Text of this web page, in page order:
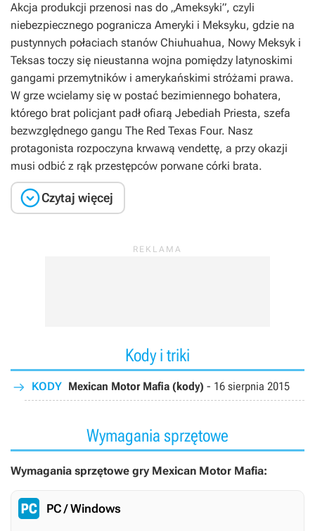
Akcja produkcji przenosi nas do „Ameksyki”, czyli
niebezpiecznego pogranicza Ameryki i Meksyku, gdzie na
pustynnych połaciach stanów Chiuhuahua, Nowy Meksyk i
Teksas toczy się nieustanna wojna pomiędzy latynoskimi
gangami przemytników i amerykańskimi stróżami prawa.
W grze wcielamy się w postać bezimiennego bohatera,
którego brat policjant padł ofiarą Jebediah Priesta, szefa
bezwzględnego gangu The Red Texas Four. Nasz
protagonista rozpoczyna krwawą vendettę, a przy okazji
musi odbić z rąk przestępców porwane córki brata.
Czytaj więcej
Kody i triki
KODY Mexican Motor Mafia (kody) - 16 sierpnia 2015
Wymagania sprzętowe
Wymagania sprzętowe gry Mexican Motor Mafia:
PC / Windows